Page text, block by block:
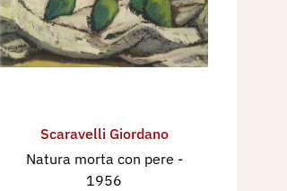
Scaravelli Giordano
Natura morta con pere -
1956